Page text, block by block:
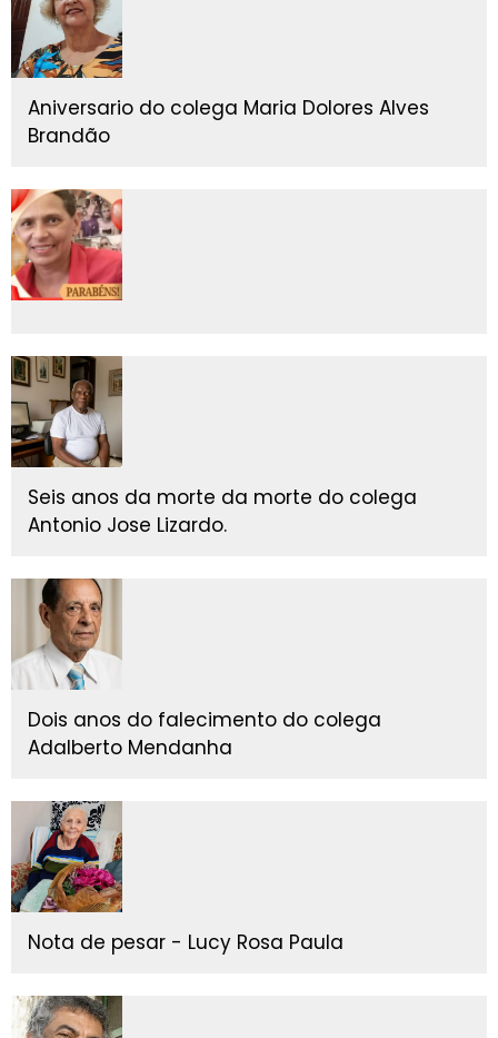
Aniversario do colega Maria Dolores Alves
Brandão
Seis anos da morte da morte do colega
Antonio Jose Lizardo.
Dois anos do falecimento do colega
Adalberto Mendanha
Nota de pesar - Lucy Rosa Paula